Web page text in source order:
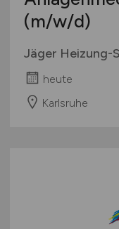
(m/w/d)
Jäger Heizung-
heute
Karlsruhe